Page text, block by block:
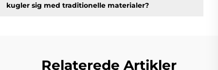
kugler sig med traditionelle materialer?
Relaterede Artikler